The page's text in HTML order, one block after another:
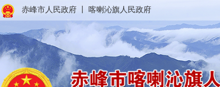
赤峰市人民政府 喀喇沁旗人民政府